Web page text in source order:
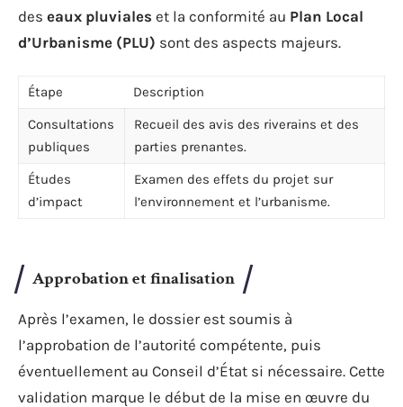
des eaux pluviales et la conformité au Plan Local
d’Urbanisme (PLU) sont des aspects majeurs.
Étape
Description
Consultations
publiques
Recueil des avis des riverains et des
parties prenantes.
Études
d’impact
Examen des effets du projet sur
l’environnement et l’urbanisme.
Approbation et finalisation
Après l’examen, le dossier est soumis à
l’approbation de l’autorité compétente, puis
éventuellement au Conseil d’État si nécessaire. Cette
validation marque le début de la mise en œuvre du